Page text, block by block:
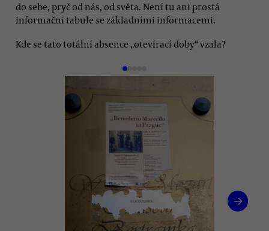
do sebe, pryč od nás, od světa. Není tu ani prostá
informační tabule se základními informacemi.
Kde se tato totální absence „otevírací doby“ vzala?
→